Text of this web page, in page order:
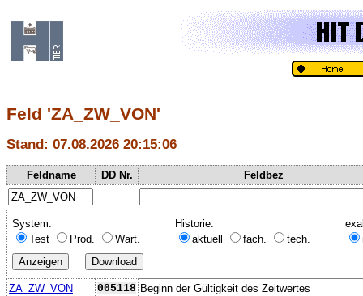
Feld 'ZA_ZW_VON'
Stand: 07.08.2026 20:15:06
Feldname DD Nr. Feldbez
System:
Test
Prod. Wart.
Historie:
aktuell
fach. tech.
ZA_ZW_VON 005118 Beginn der Gültigkeit des Zeitwertes